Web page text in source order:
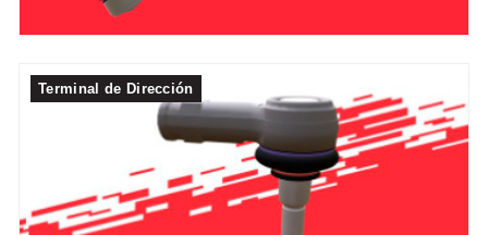
Terminal de Dirección